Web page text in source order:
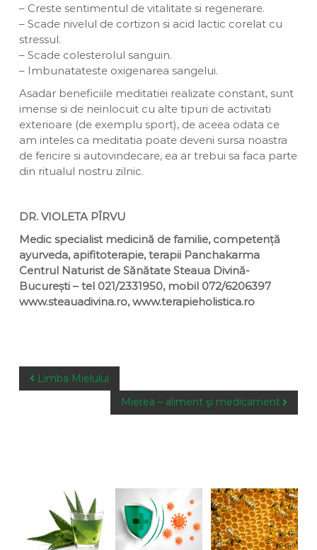
– Creste sentimentul de vitalitate si regenerare.
– Scade nivelul de cortizon si acid lactic corelat cu
stressul.
– Scade colesterolul sanguin.
– Imbunatateste oxigenarea sangelui.
Asadar beneficiile meditatiei realizate constant, sunt
imense si de neinlocuit cu alte tipuri de activitati
exterioare (de exemplu sport), de aceea odata ce
am inteles ca meditatia poate deveni sursa noastra
de fericire si autovindecare, ea ar trebui sa faca parte
din ritualul nostru zilnic.
DR. VIOLETA PÎRVU
Medic specialist medicină de familie, competență
ayurveda, apifitoterapie, terapii Panchakarma
Centrul Naturist de Sănătate Steaua Divină-
București – tel 021/2331950, mobil 072/6206397
www.steauadivina.ro, www.terapieholistica.ro
o
Limba Mielului
Mierea – aliment şi medicament